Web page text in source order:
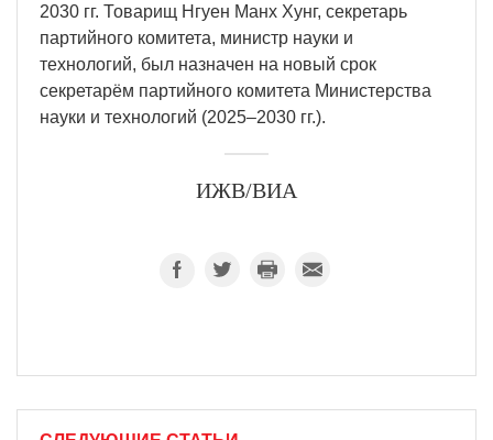
2030 гг. Товарищ Нгуен Манх Хунг, секретарь
партийного комитета, министр науки и
технологий, был назначен на новый срок
секретарём партийного комитета Министерства
науки и технологий (2025–2030 гг.).
ИЖВ/ВИА